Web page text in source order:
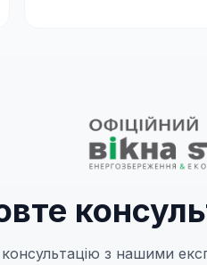
з нашими